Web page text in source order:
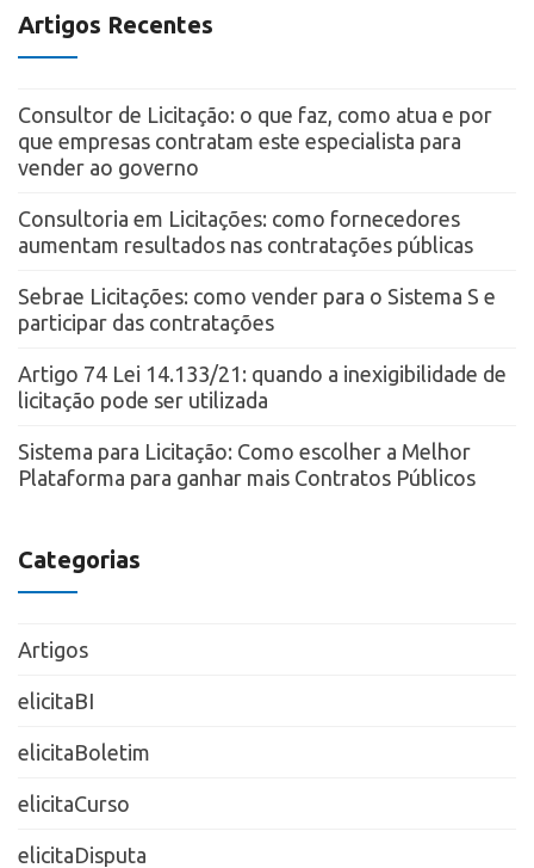
Artigos Recentes
Consultor de Licitação: o que faz, como atua e por
que empresas contratam este especialista para
vender ao governo
Consultoria em Licitações: como fornecedores
aumentam resultados nas contratações públicas
Sebrae Licitações: como vender para o Sistema S e
participar das contratações
Artigo 74 Lei 14.133/21: quando a inexigibilidade de
licitação pode ser utilizada
Sistema para Licitação: Como escolher a Melhor
Plataforma para ganhar mais Contratos Públicos
Categorias
Artigos
elicitaBI
elicitaBoletim
elicitaCurso
elicitaDisputa